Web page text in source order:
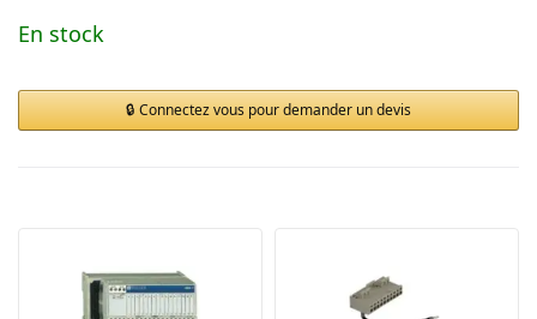
En stock
Connectez vous pour demander un devis